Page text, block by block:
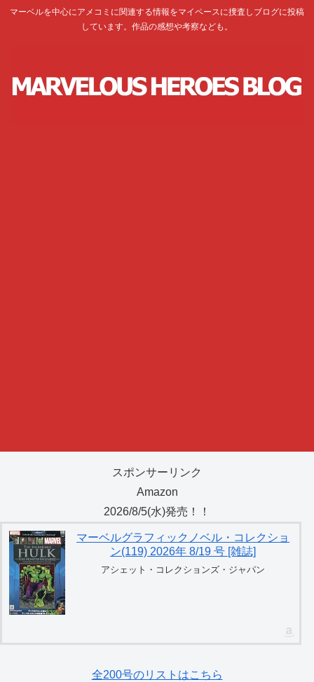
マーベルを中心にアメコミに関連する情報をマイペースに捜査しブログに投稿
しています。作品の感想や考察なども。
スポンサーリンク
Amazon
2026/8/5(水)発売！！
マーベルグラフィックノベル・コレクショ
ン(119) 2026年 8/19 号 [雑誌]
アシェット・コレクションズ・ジャパン
全200号のリストはこちら